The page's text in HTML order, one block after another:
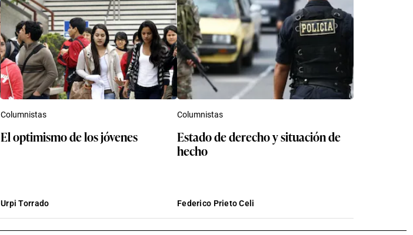
Columnistas
El optimismo de los jóvenes
Urpi Torrado
Columnistas
Estado de derecho y situación de
hecho
Federico Prieto Celi